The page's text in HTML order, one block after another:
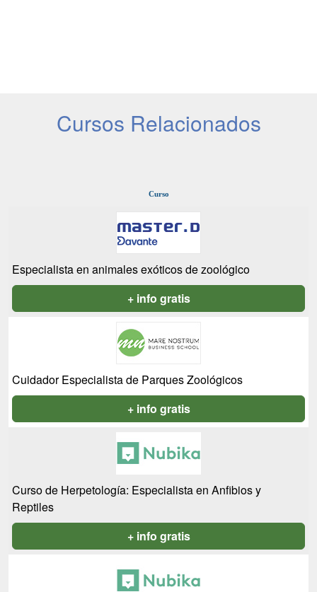
Cursos Relacionados
Curso
Especialista en animales exóticos de zoológico
+ info gratis
Cuidador Especialista de Parques Zoológicos
+ info gratis
Curso de Herpetología: Especialista en Anfibios y
Reptiles
+ info gratis